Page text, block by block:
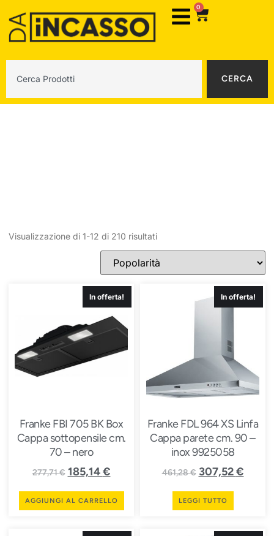
0
CERCA
Visualizzazione di 1-12 di 210 risultati
In offerta!
Franke FBI 705 BK Box
Cappa sottopensile cm.
70 – nero
277,71€ 185,14€
AGGIUNGI AL CARRELLO
In offerta!
Franke FDL 964 XS Linfa
Cappa parete cm. 90 –
inox 9925058
461,28€ 307,52€
LEGGI TUTTO